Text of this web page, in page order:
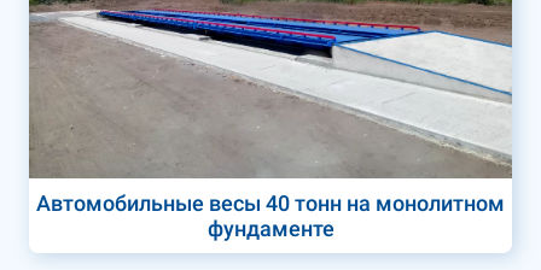
Автомобильные весы 40 тонн на монолитном
фундаменте